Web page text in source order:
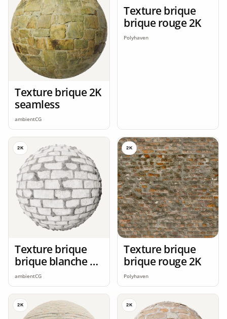
Texture brique 2K
seamless
ambientCG
Texture brique
brique rouge 2K
Polyhaven
2K
Texture brique
brique blanche 2K
seamless
ambientCG
2K
Texture brique
brique rouge 2K
Polyhaven
2K 2K